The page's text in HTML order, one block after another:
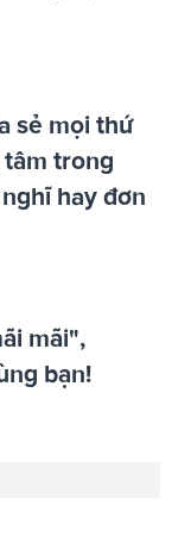
sẻ mọi thứ
tâm trong
hay đơn
mãi",
bạn!